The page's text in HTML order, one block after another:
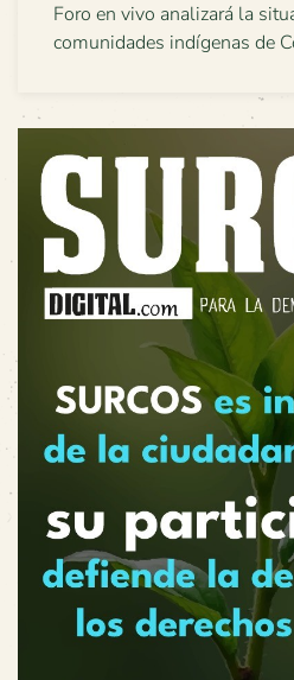
Foro en vivo analizará la
comunidades indígenas de